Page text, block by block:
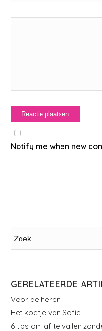
Notify me when new
GERELATEERDE
Voor de heren
Het koetje van Sofie
6 tips om af te vallen